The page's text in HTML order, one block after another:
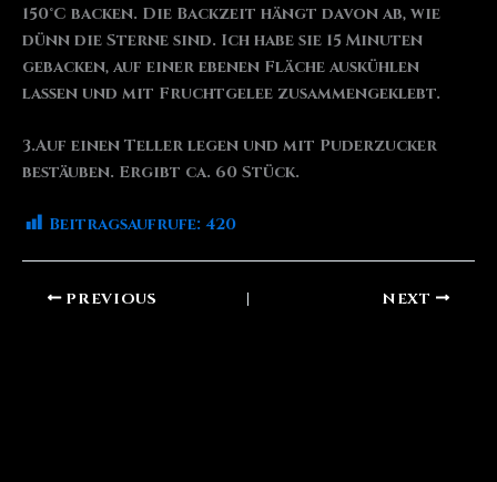
150°C backen. Die Backzeit hängt davon ab, wie
dünn die Sterne sind. Ich habe sie 15 Minuten
gebacken, auf einer ebenen Fläche auskühlen
lassen und mit Fruchtgelee zusammengeklebt.
3.Auf einen Teller legen und mit Puderzucker
bestäuben. Ergibt ca. 60 Stück.
Beitragsaufrufe: 420
PREVIOUS NEXT